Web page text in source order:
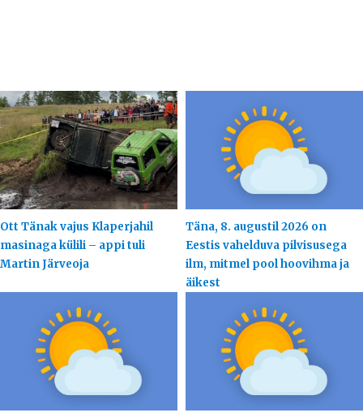
Ott Tänak vajus Klaperjahil
masinaga külili – appi tuli
Martin Järveoja
Täna, 8. augustil 2026 on
Eestis vahelduva pilvisusega
ilm, mitmel pool hoovihma ja
äikest